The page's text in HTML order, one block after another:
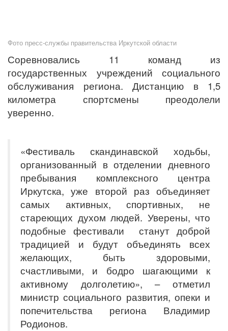
Фото пресс-службы правительства Иркутской области
Соревновались 11 команд из
государственных учреждений социального
обслуживания региона. Дистанцию в 1,5
километра спортсмены преодолели
уверенно.
«Фестиваль скандинавской ходьбы,
организованный в отделении дневного
пребывания комплексного центра
Иркутска, уже второй раз объединяет
самых активных, спортивных, не
стареющих духом людей. Уверены, что
подобные фестивали станут доброй
традицией и будут объединять всех
желающих, быть здоровыми,
счастливыми, и бодро шагающими к
активному долголетию», – отметил
министр социального развития, опеки и
попечительства региона Владимир
Родионов.